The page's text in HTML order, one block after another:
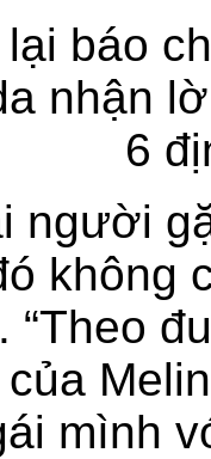
báo
nhận
6
người
không
mình